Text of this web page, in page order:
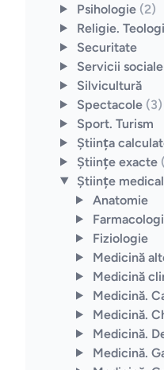
Psihologie (2)
Religie.
Securitate
Servicii sociale
Silvicultură
Spectacole (3)
Sport. Turism
Ştiinţa
Ştiinţe exacte
Ştiinţe
Anatomie
Fiziologie
Medicină
Medicină
Medicină.
Medicină.
Medicină.
Medicină.